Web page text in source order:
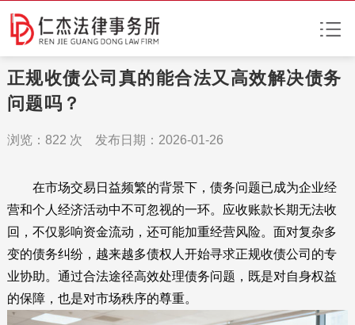
正规收债公司真的能合法又高效解决债务
问题吗？
浏览： 822 次 发布日期：2026-01-26
在市场交易日益频繁的背景下，债务问题已成为企业经
营和个人经济活动中不可忽视的一环。应收账款长期无法收
回，不仅影响资金流动，还可能加重经营风险。面对复杂多
变的债务纠纷，越来越多债权人开始寻求正规收债公司的专
业协助。通过合法途径高效处理债务问题，既是对自身权益
的保障，也是对市场秩序的尊重。